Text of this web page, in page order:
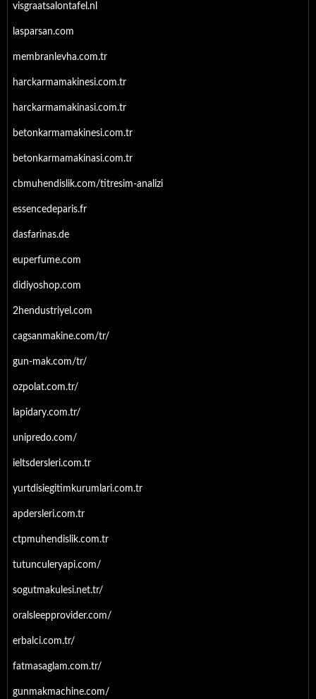
visgraatsalontafel.nl
lasparsan.com
membranlevha.com.tr
harckarmamakinesi.com.tr
harckarmamakinasi.com.tr
betonkarmamakinesi.com.tr
betonkarmamakinasi.com.tr
cbmuhendislik.com/titresim-analizi
essencedeparis.fr
dasfarinas.de
euperfume.com
didiyoshop.com
2hendustriyel.com
cagsanmakine.com/tr/
gun-mak.com/tr/
ozpolat.com.tr/
lapidary.com.tr/
unipredo.com/
ieltsdersleri.com.tr
yurtdisiegitimkurumlari.com.tr
apdersleri.com.tr
ctpmuhendislik.com.tr
tutunculeryapi.com/
sogutmakulesi.net.tr/
oralsleepprovider.com/
erbalci.com.tr/
fatmasaglam.com.tr/
gunmakmachine.com/